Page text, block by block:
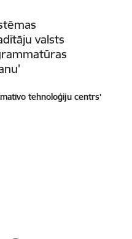
valsts
tehnoloģiju centrs'